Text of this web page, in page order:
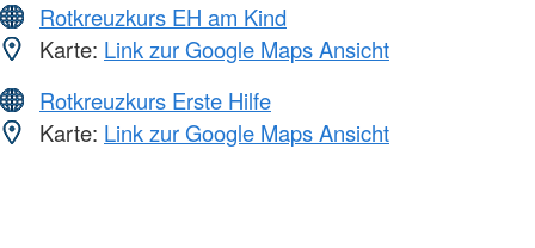
Rotkreuzkurs EH am Kind
Karte: Link zur Google Maps Ansicht
Rotkreuzkurs Erste Hilfe
Karte: Link zur Google Maps Ansicht